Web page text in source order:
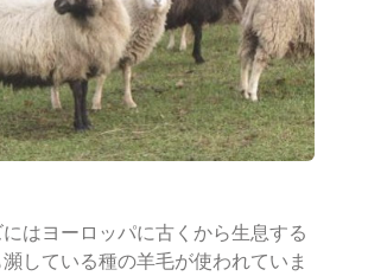
はヨーロッパに古くから生息する
している種の羊毛が使われていま